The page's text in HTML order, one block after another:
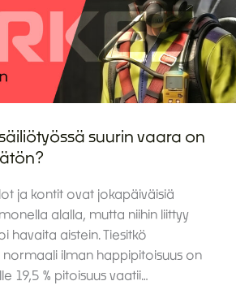
suurin vaara on
ja kontit ovat jokapäiväisiä
alalla, mutta niihin liittyy
havaita aistein. Tiesitkö
normaali ilman happipitoisuus on
19,5 % pitoisuus vaatii…